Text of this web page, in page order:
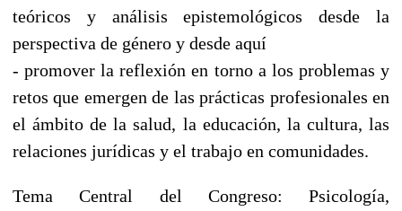
teóricos y análisis epistemológicos desde la
perspectiva de género y desde aquí
- promover la reflexión en torno a los problemas y
retos que emergen de las prácticas profesionales en
el ámbito de la salud, la educación, la cultura, las
relaciones jurídicas y el trabajo en comunidades.
Tema Central del Congreso: Psicología,